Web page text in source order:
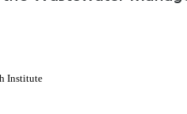
Institute